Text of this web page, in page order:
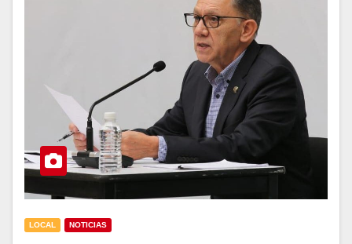
LOCAL NOTICIAS